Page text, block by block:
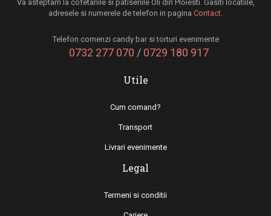
Va asteptam la cofetariile si patiseriile Oli din Ploiesti. Gasiti locatiile,
adresele si numerele de telefon in pagina Contact.
Telefon comenzi candy bar si torturi evenimente
0732 277 070 / 0729 180 917
Utile
Cum comand?
Transport
Livrari evenimente
Legal
Termeni si conditii